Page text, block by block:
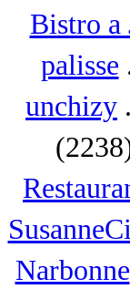
Bistro a
palisse
unchizy
Narbonne